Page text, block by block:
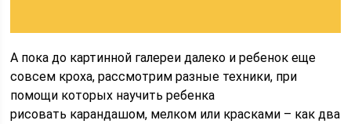
А пока до картинной галереи далеко и ребенок еще
совсем кроха, рассмотрим разные техники, при
помощи которых научить ребенка
рисовать карандашом, мелком или красками – как два